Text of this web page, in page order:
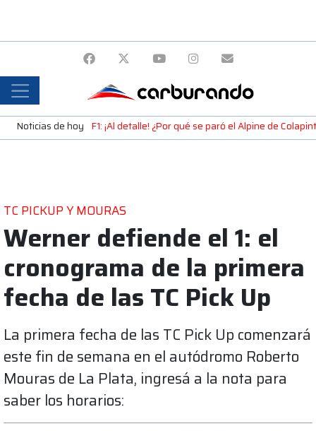
Noticias de hoy F1: ¡Al detalle! ¿Por qué se paró el Alpine de
TC PICKUP Y MOURAS
Werner defiende el 1: el
cronograma de la primera
fecha de las TC Pick Up
La primera fecha de las TC Pick Up comenzará
este fin de semana en el autódromo Roberto
Mouras de La Plata, ingresá a la nota para
saber los horarios: